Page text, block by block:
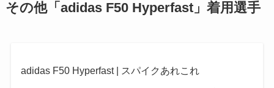
その他「adidas F50 Hyperfast」着用選手
adidas F50 Hyperfast | スパイクあれこれ